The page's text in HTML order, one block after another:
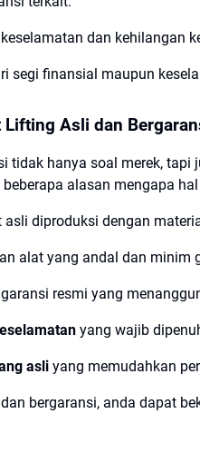
dan kehilangan
segi finansial maupun
Asli dan
tidak hanya soal merek, tapi
alasan mengapa
asli diproduksi dengan
alat yang andal dan minim
resmi yang
yang wajib
asli yang memudahkan
bergaransi, anda dapat